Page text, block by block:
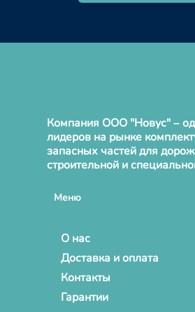
Компания ООО "Новус" –
лидеров на рынке
запасных частей для
строительной и
Меню
О нас
Доставка и оплата
Контакты
Гарантии